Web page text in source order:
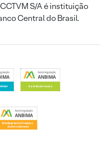
S/A é instituição
Central do Brasil.